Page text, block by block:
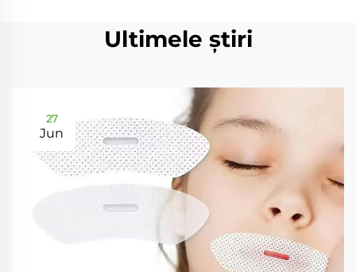
Ultimele știri
27
Jun